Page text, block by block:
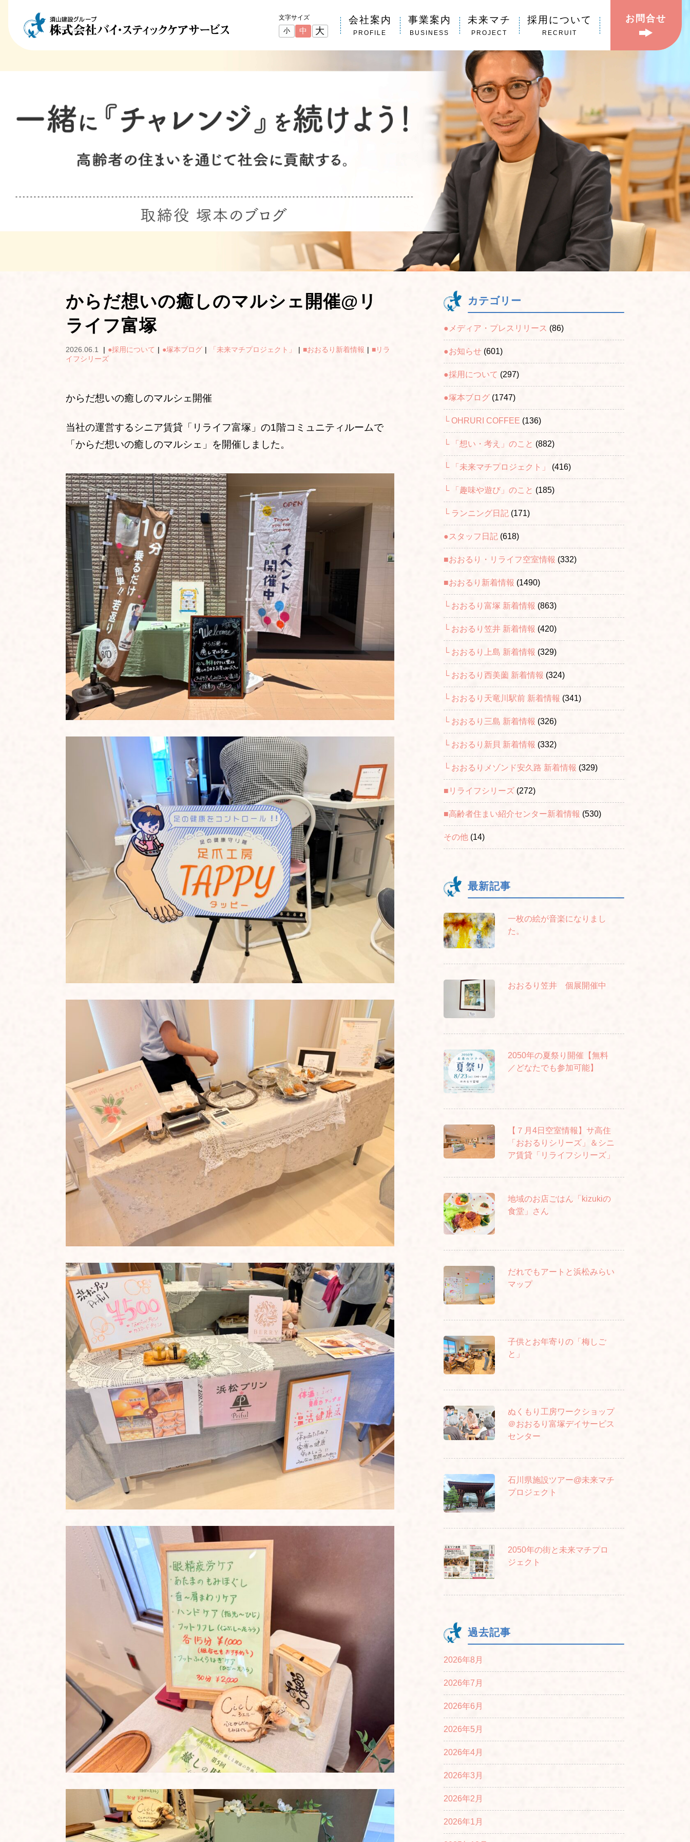
文字サイズ
小 中 大
会社案内
PROFILE
事業案内
BUSINESS
未来マチ
PROJECT
採用について
RECRUIT
お問合せ
からだ想いの癒しのマルシェ開催@リ
ライフ富塚
2026.06.1 ●採用について ●塚本ブログ 「未来マチプロジェクト」 ■おおるり新着情報
■リラ
イフシリーズ
からだ想いの癒しのマルシェ開催
当社の運営するシニア賃貸「リライフ富塚」の1階コミュニティルームで
「からだ想いの癒しのマルシェ」を開催しました。
カテゴリー
●メディア・プレスリリース (86)
●お知らせ (601)
●採用について (297)
●塚本ブログ (1747)
└ OHRURI COFFEE (136)
└ 「想い・考え」のこと (882)
└ 「未来マチプロジェクト」 (416)
└ 「趣味や遊び」のこと (185)
└ ランニング日記 (171)
●スタッフ日記 (618)
■おおるり・リライフ空室情報 (332)
■おおるり新着情報 (1490)
└ おおるり富塚 新着情報 (863)
└ おおるり笠井 新着情報 (420)
└ おおるり上島 新着情報 (329)
└ おおるり西美薗 新着情報 (324)
└ おおるり天竜川駅前 新着情報 (341)
└ おおるり三島 新着情報 (326)
└ おおるり新貝 新着情報 (332)
└ おおるりメゾンド安久路 新着情報 (329)
■リライフシリーズ (272)
■高齢者住まい紹介センター新着情報 (530)
その他 (14)
最新記事
一枚の絵が音楽になりまし
た。
おおるり笠井 個展開催中
2050年の夏祭り開催【無料
／どなたでも参加可能】
【７月4日空室情報】サ高住
「おおるりシリーズ」＆シニ
ア賃貸「リライフシリーズ」
地域のお店ごはん「kizukiの
食堂」さん
だれでもアートと浜松みらい
マップ
子供とお年寄りの「梅しご
と」
ぬくもり工房ワークショップ
＠おおるり富塚デイサービス
センター
石川県施設ツアー@未来マチ
プロジェクト
2050年の街と未来マチプロ
ジェクト
過去記事
2026年8月
2026年7月
2026年6月
2026年5月
2026年4月
2026年3月
2026年2月
2026年1月